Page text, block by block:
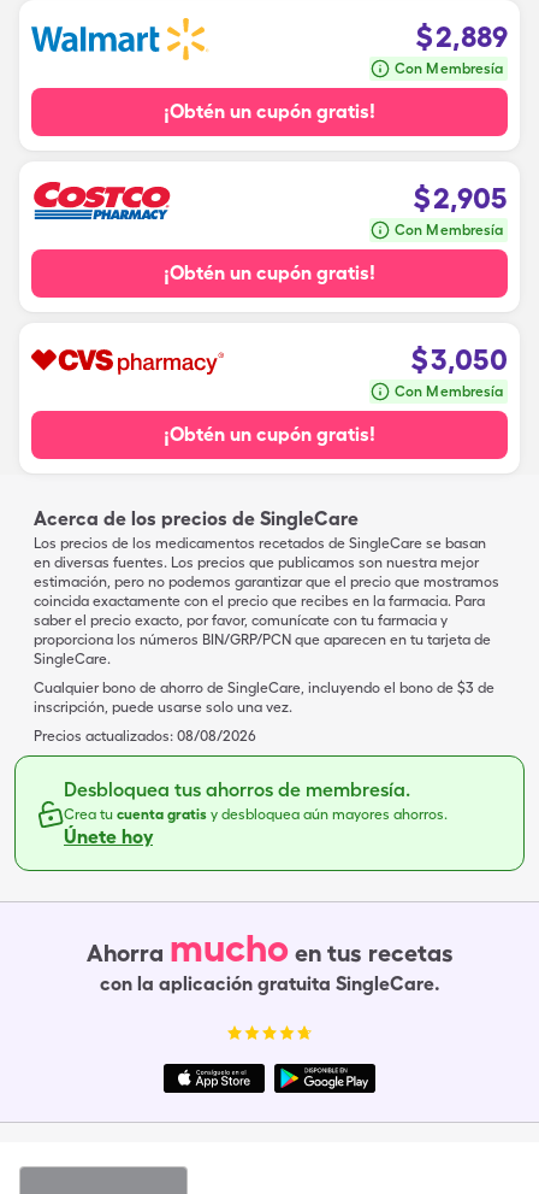
$2,889
Con Membresía
¡Obtén un cupón gratis!
$2,905
Con Membresía
¡Obtén un cupón gratis!
$3,050
Con Membresía
¡Obtén un cupón gratis!
Acerca de los precios de SingleCare
Los precios de los medicamentos recetados de SingleCare se basan
en diversas fuentes. Los precios que publicamos son nuestra mejor
estimación, pero no podemos garantizar que el precio que mostramos
coincida exactamente con el precio que recibes en la farmacia. Para
saber el precio exacto, por favor, comunícate con tu farmacia y
proporciona los números BIN/GRP/PCN que aparecen en tu tarjeta de
SingleCare.
Cualquier bono de ahorro de SingleCare, incluyendo el bono de $3 de
inscripción, puede usarse solo una vez.
Precios actualizados: 08/08/2026
Desbloquea tus ahorros de membresía.
Crea tu cuenta gratis y desbloquea aún mayores ahorros.
Únete hoy
Ahorra mucho en tus recetas
con la aplicación gratuita SingleCare.